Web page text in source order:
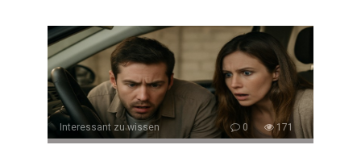
Interessant zu wissen 0 171